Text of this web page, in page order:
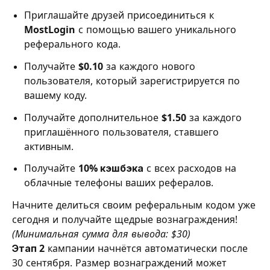
Приглашайте друзей присоединиться к
MostLogin с помощью вашего уникального
реферального кода.
Получайте $0.10 за каждого нового
пользователя, который зарегистрируется по
вашему коду.
Получайте дополнительное $1.50 за каждого
приглашённого пользователя, ставшего
активным.
Получайте 10% кэшбэка с всех расходов на
облачные телефоны ваших рефералов.
Начните делиться своим реферальным кодом уже
сегодня и получайте щедрые вознаграждения!
(Минимальная сумма для вывода: $30)
Этап 2 кампании начнётся автоматически после
30 сентября. Размер вознаграждений может